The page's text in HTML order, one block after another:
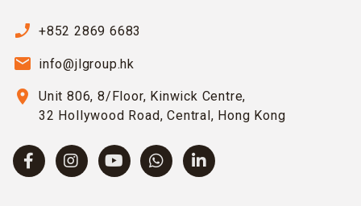
phone_enabled +852 2869 6683
email info@jlgroup.hk
location_on
Unit 806, 8/Floor, Kinwick Centre,
32 Hollywood Road, Central, Hong Kong